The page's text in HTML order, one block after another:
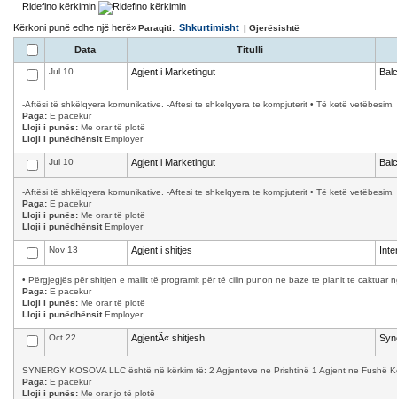
Ridefino kërkimin
Kërkoni punë edhe një herë»Paraqiti: Shkurtimisht | Gjerësishtë
Data Titulli
Jul 10 Agjent i Marketingut
-Aftësi të shkëlqyera komunikative. -Aftesi te shkelqyera te kompjuterit • Të ketë
Paga: E pacekur
Lloji i punës: Me orar të plotë
Lloji i punëdhënsitEmployer
Jul 10 Agjent i Marketingut
-Aftësi të shkëlqyera komunikative. -Aftesi te shkelqyera te kompjuterit • Të ketë
Paga: E pacekur
Lloji i punës: Me orar të plotë
Lloji i punëdhënsitEmployer
Nov 13 Agjent i shitjes
• Përgjegjës për shitjen e mallit të programit për të cilin punon ne baze te planit te caktuar
Paga: E pacekur
Lloji i punës: Me orar të plotë
Lloji i punëdhënsitEmployer
Oct 22 AgjentÃ« shitjesh
SYNERGY KOSOVA LLC është në kërkim të: 2 Agjenteve ne Prishtinë 1 Agjent ne Fushë
Paga: E pacekur
Lloji i punës: Me orar jo të plotë